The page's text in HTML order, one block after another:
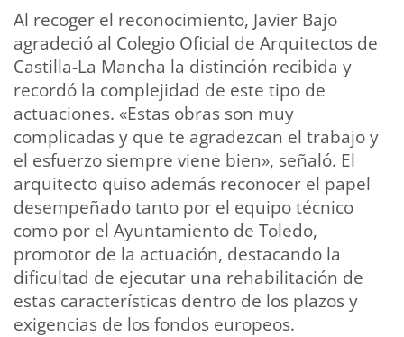
Al recoger el reconocimiento, Javier Bajo
agradeció al Colegio Oficial de Arquitectos de
Castilla-La Mancha la distinción recibida y
recordó la complejidad de este tipo de
actuaciones. «Estas obras son muy
complicadas y que te agradezcan el trabajo y
el esfuerzo siempre viene bien», señaló. El
arquitecto quiso además reconocer el papel
desempeñado tanto por el equipo técnico
como por el Ayuntamiento de Toledo,
promotor de la actuación, destacando la
dificultad de ejecutar una rehabilitación de
estas características dentro de los plazos y
exigencias de los fondos europeos.